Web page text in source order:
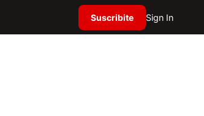
Suscribite Sign In